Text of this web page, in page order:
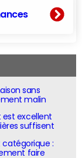
sans
malin
est excellent
suffisent
catégorique :
faire